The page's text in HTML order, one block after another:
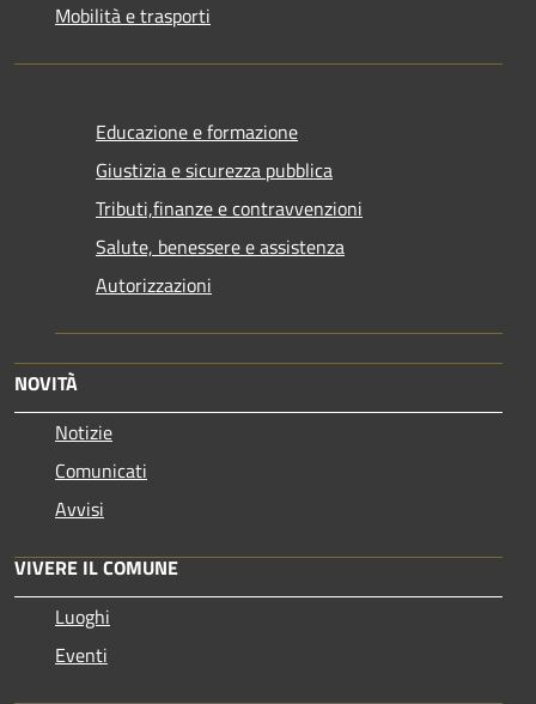
Mobilità e trasporti
Educazione e formazione
Giustizia e sicurezza pubblica
Tributi,finanze e contravvenzioni
Salute, benessere e assistenza
Autorizzazioni
NOVITÀ
Notizie
Comunicati
Avvisi
VIVERE IL COMUNE
Luoghi
Eventi